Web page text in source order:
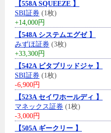
【558A SQUEEZE 】
SBI証券 (1枚)
+14,000円
【548A システムエグゼ 】
みずほ証券 (3枚)
+33,300円
【542A ビタブリッドジャ 】
SBI証券 (1枚)
-6,900円
【523A セイワホールディ 】
マネックス証券 (1枚)
-3,000円
【505A ギークリー 】